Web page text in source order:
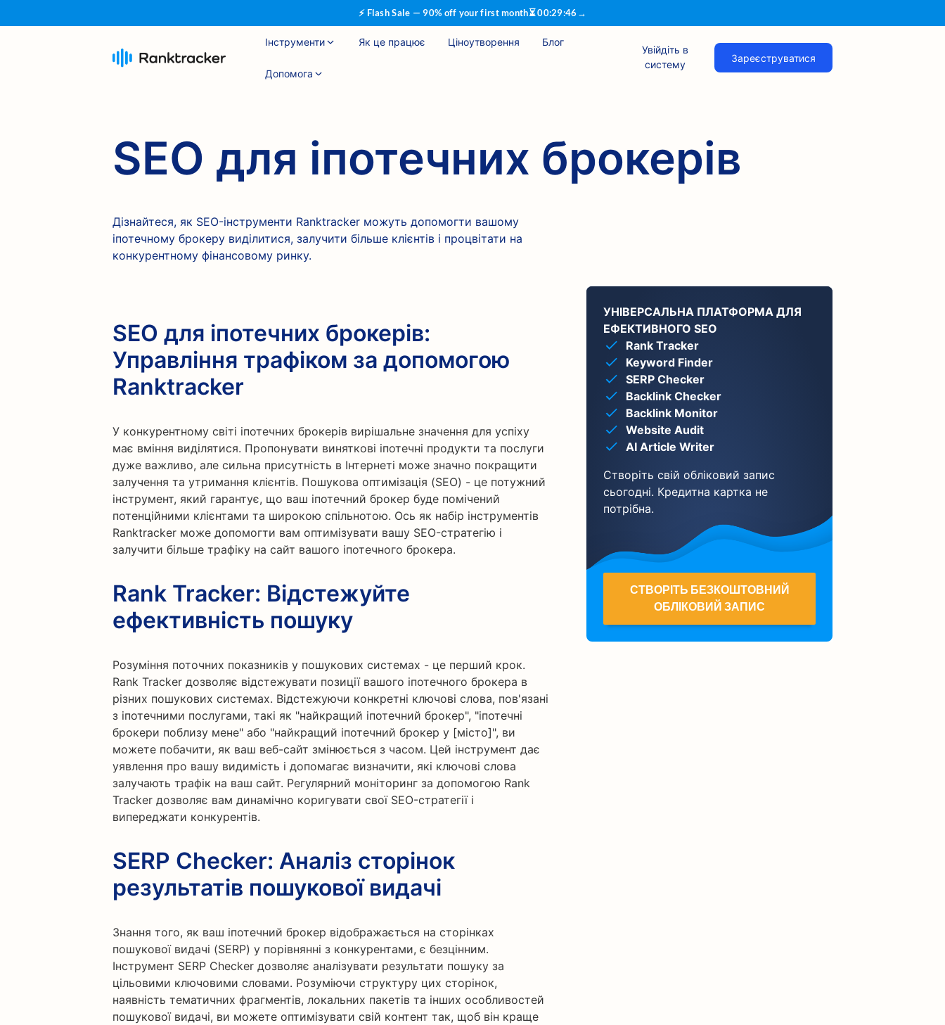
⚡ Flash Sale — 90% off your first month⏳00:29:46 →
Інструменти Як це працює Ціноутворення Блог
Допомога
Увійдіть в
систему
Зареєструватися
SEO для іпотечних брокерів
Дізнайтеся, як SEO-інструменти Ranktracker можуть допомогти вашому
іпотечному брокеру виділитися, залучити більше клієнтів і процвітати на
конкурентному фінансовому ринку.
SEO для іпотечних брокерів:
Управління трафіком за допомогою
Ranktracker
У конкурентному світі іпотечних брокерів вирішальне значення для успіху
має вміння виділятися. Пропонувати виняткові іпотечні продукти та послуги
дуже важливо, але сильна присутність в Інтернеті може значно покращити
залучення та утримання клієнтів. Пошукова оптимізація (SEO) - це потужний
інструмент, який гарантує, що ваш іпотечний брокер буде помічений
потенційними клієнтами та широкою спільнотою. Ось як набір інструментів
Ranktracker може допомогти вам оптимізувати вашу SEO-стратегію і
залучити більше трафіку на сайт вашого іпотечного брокера.
Rank Tracker: Відстежуйте
ефективність пошуку
Розуміння поточних показників у пошукових системах - це перший крок.
Rank Tracker дозволяє відстежувати позиції вашого іпотечного брокера в
різних пошукових системах. Відстежуючи конкретні ключові слова, пов'язані
з іпотечними послугами, такі як "найкращий іпотечний брокер", "іпотечні
брокери поблизу мене" або "найкращий іпотечний брокер у [місто]", ви
можете побачити, як ваш веб-сайт змінюється з часом. Цей інструмент дає
уявлення про вашу видимість і допомагає визначити, які ключові слова
залучають трафік на ваш сайт. Регулярний моніторинг за допомогою Rank
Tracker дозволяє вам динамічно коригувати свої SEO-стратегії і
випереджати конкурентів.
SERP Checker: Аналіз сторінок
результатів пошукової видачі
Знання того, як ваш іпотечний брокер відображається на сторінках
пошукової видачі (SERP) у порівнянні з конкурентами, є безцінним.
Інструмент SERP Checker дозволяє аналізувати результати пошуку за
цільовими ключовими словами. Розуміючи структуру цих сторінок,
наявність тематичних фрагментів, локальних пакетів та інших особливостей
пошукової видачі, ви можете оптимізувати свій контент так, щоб він краще
УНІВЕРСАЛЬНА ПЛАТФОРМА ДЛЯ
ЕФЕКТИВНОГО SEO
Rank Tracker
Keyword Finder
SERP Checker
Backlink Checker
Backlink Monitor
Website Audit
AI Article Writer
Створіть свій обліковий запис
сьогодні. Кредитна картка не
потрібна.
СТВОРІТЬ БЕЗКОШТОВНИЙ
ОБЛІКОВИЙ ЗАПИС